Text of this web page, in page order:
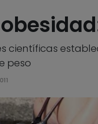
científicas
peso